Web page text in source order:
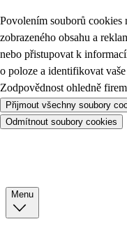
Povolením souborů
zobrazeného obsahu a
nebo přistupovat k
o poloze a identifikovat
Zodpovědnost ohledně
Přijmout všechny soubory
Odmítnout soubory cookies
Menu